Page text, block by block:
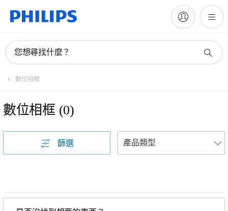
您想尋找什麼？
數位相框
數位相框 (0)
篩選